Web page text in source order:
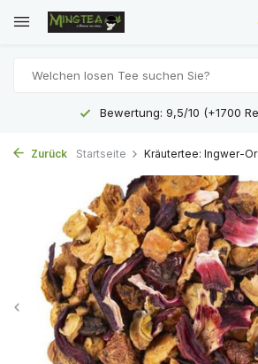
Bewertung: 9,5/10 (+1700
Zurück Startseite Kräutertee: Ingwer-